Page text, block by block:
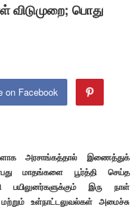
விடுமுறை; பொது
on Facebook
அரசாங்கத்தால் இணைத்துக்
மாதங்களை பூர்த்தி செய்த
பயிலுனர்களுக்கும் இரு நாள்
உள்நாட்டலுவல்கள் அமைச்சு